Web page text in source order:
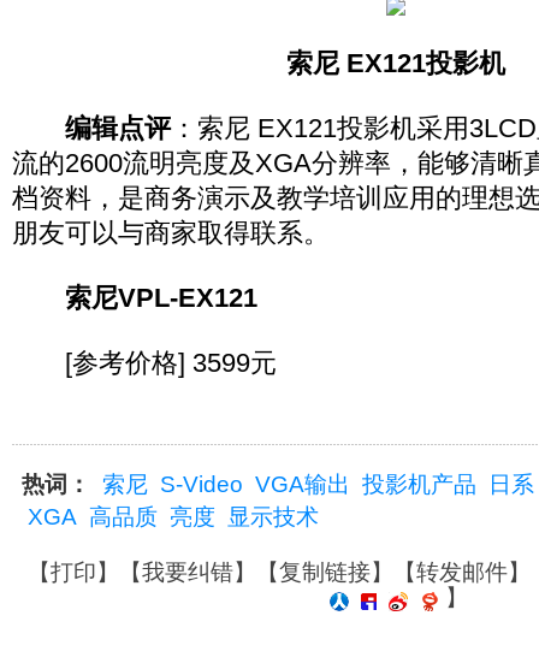
索尼 EX121投影机
编辑点评：索尼 EX121投影机采用
流的2600流明亮度及XGA分辨率，能够清晰
档资料，是商务演示及教学培训应用的理想
朋友可以与商家取得联系。
索尼VPL-EX121
[参考价格] 3599元
热词： 索尼 S-Video VGA输出 投影机产品
日系
XGA 高品质 亮度 显示技术
【打印】【我要纠错】【复制链接】【转发邮件】
】